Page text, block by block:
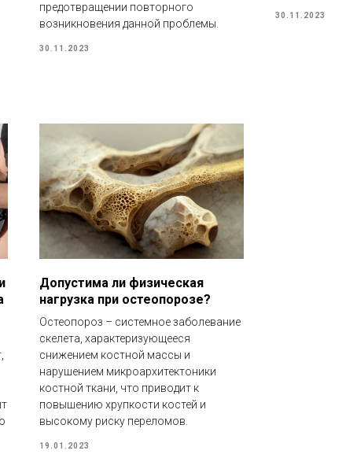
предотвращении повторного
возникновения данной проблемы.
30.11.2023
30.11.2023
Допустима ли физическая
нагрузка при остеопорозе?
Остеопороз – системное заболевание
скелета, характеризующееся
снижением костной массы и
нарушением микроархитектоники
костной ткани, что приводит к
повышению хрупкости костей и
высокому риску переломов.
19.01.2023